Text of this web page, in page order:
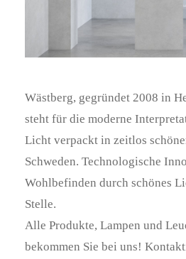
Wästberg, gegründet 2008 in
steht für die moderne
Licht verpackt in zeitlos
Schweden. Technologische
Wohlbefinden durch schönes
Stelle.
Alle Produkte, Lampen und
bekommen Sie bei uns!